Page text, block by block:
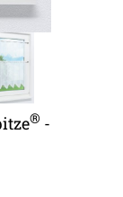
® -